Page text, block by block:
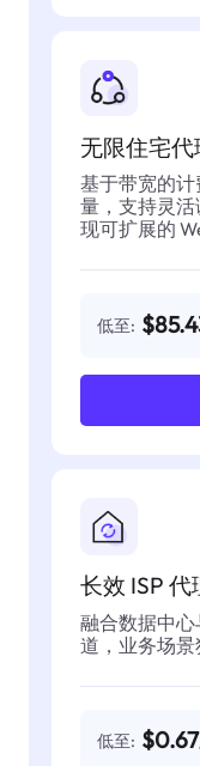
无限住宅代
基于带宽的计
量，支持灵
现可扩展的
低至:
长效 ISP 代
融合数据中心
道，业务场景
低至: $0.67